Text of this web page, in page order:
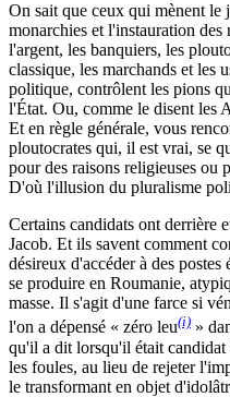
On sait que ceux qui mènent le
monarchies et l'instauration des
l'argent, les banquiers, les
classique, les marchands et les
politique, contrôlent les pions
l'État. Ou, comme le disent les
Et en règle générale, vous
ploutocrates qui, il est vrai, se
pour des raisons religieuses ou
D'où l'illusion du pluralisme
Certains candidats ont derrière
Jacob. Et ils savent comment
désireux d'accéder à des
se produire en Roumanie,
masse. Il s'agit d'une farce si
l'on a dépensé « zéro leu(i) »
qu'il a dit lorsqu'il était
les foules, au lieu de rejeter
le transformant en objet